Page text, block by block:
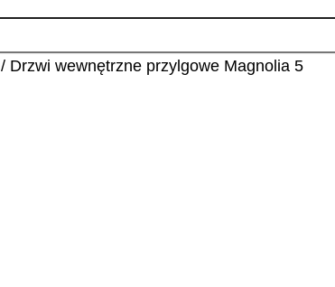
/ Drzwi wewnętrzne przylgowe Magnolia 5